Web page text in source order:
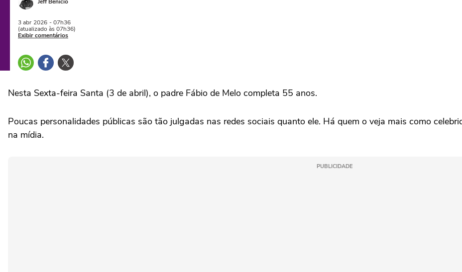
3 abr 2026 - 07h36
(atualizado às 07h36)
Exibir comentários
Nesta Sexta-feira Santa (3 de abril), o padre Fábio de Melo completa 55 anos.
Poucas personalidades públicas são tão julgadas nas redes sociais quanto ele. Há quem o veja mais como
na mídia.
PUBLICIDADE